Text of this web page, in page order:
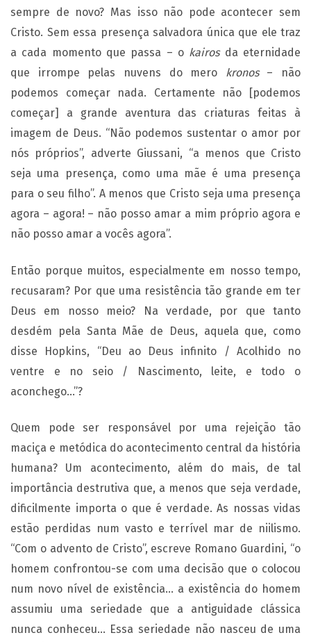
sempre de novo? Mas isso não pode acontecer sem
Cristo. Sem essa presença salvadora única que ele traz
a cada momento que passa – o kairos da eternidade
que irrompe pelas nuvens do mero
kronos – não
podemos começar nada. Certamente não [podemos
começar] a grande aventura das criaturas feitas à
imagem de Deus. “Não podemos sustentar o amor por
nós próprios”, adverte Giussani, “a menos que Cristo
seja uma presença, como uma mãe é uma presença
para o seu filho”. A menos que Cristo seja uma presença
agora – agora! – não posso amar a mim próprio agora e
não posso amar a vocês agora”.
Então porque muitos, especialmente em nosso tempo,
recusaram? Por que uma resistência tão grande em ter
Deus em nosso meio? Na verdade, por que tanto
desdém pela Santa Mãe de Deus, aquela que, como
disse Hopkins, “Deu ao Deus infinito / Acolhido no
ventre e no seio / Nascimento, leite, e todo o
aconchego…”?
Quem pode ser responsável por uma rejeição tão
maciça e metódica do acontecimento central da história
humana? Um acontecimento, além do mais, de tal
importância destrutiva que, a menos que seja verdade,
dificilmente importa o que é verdade. As nossas vidas
estão perdidas num vasto e terrível mar de niilismo.
“Com o advento de Cristo”, escreve Romano Guardini, “o
homem confrontou-se com uma decisão que o colocou
num novo nível de existência… a existência do homem
assumiu uma seriedade que a antiguidade clássica
nunca conheceu… Essa seriedade não nasceu de uma